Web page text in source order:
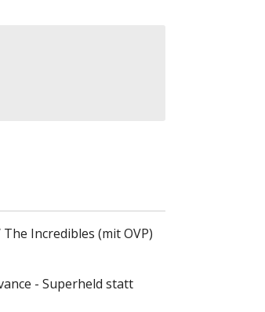
Incredibles (mit OVP)
- Superheld statt